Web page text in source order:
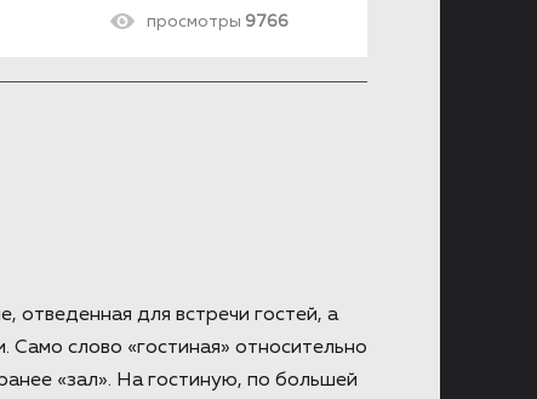
просмотры 9766
отведенная для встречи гостей, а
слово «гостиная» относительно
«зал». На гостиную, по большей